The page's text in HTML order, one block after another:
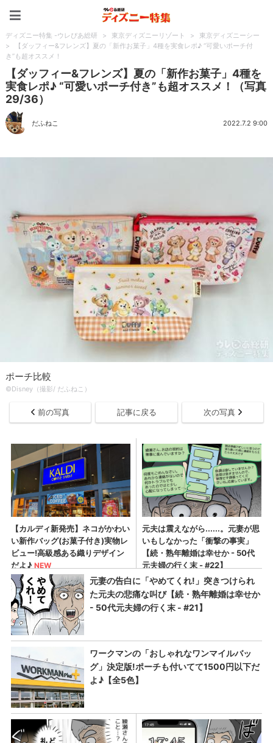
ディズニー特集 -ウレぴあ総研 > 東京ディズニーリゾート >
東京ディズニーシー
>
【ダッフィー&フレンズ】夏の「新作お菓子」4種を実食レポ♪ “可愛いポーチ付
き”も超オススメ！
【ダッフィー&フレンズ】夏の「新作お菓子」4種を
実食レポ♪ “可愛いポーチ付き”も超オススメ！（写真
29/36）
だふねこ 2022.7.2 9:00
ポーチ比較
©Disney（撮影/ だふねこ）
前の写真 記事に戻る 次の写真